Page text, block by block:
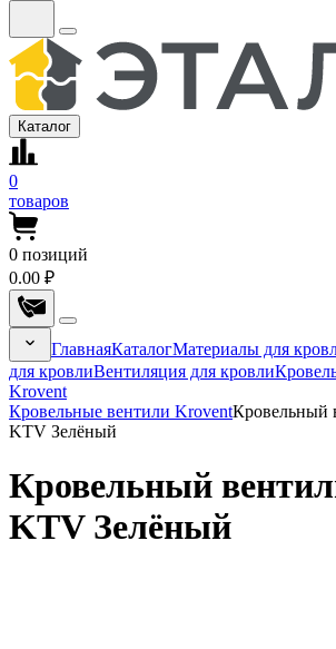
Каталог
0
товаров
0 позиций
0.00 ₽
ГлавнаяКаталогМатериалы для
для кровлиВентиляция для кровли
Krovent
Кровельные вентили KroventКровельный
KTV Зелёный
Кровельный
KTV Зелёный